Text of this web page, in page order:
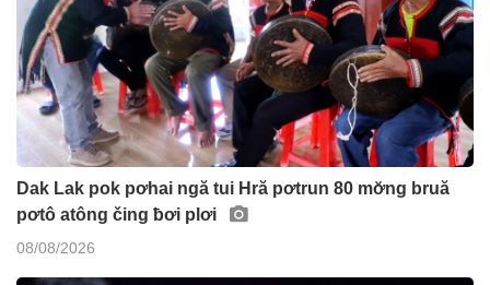
Dak Lak pok pơhai ngă tui Hră pơtrun 80 mơ̆ng bruă
pơtô atông čing ƀơi plơi
08/08/2026